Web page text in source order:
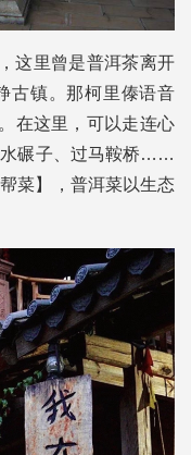
这里曾是普洱茶离开
古镇。那柯里傣语音
在这里，可以走连心
水碾子、过马鞍桥……
菜】，普洱菜以生态